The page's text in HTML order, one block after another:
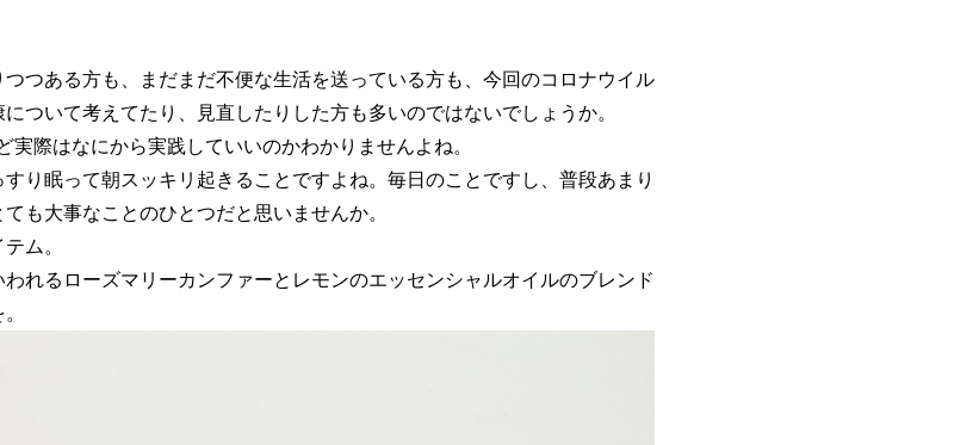
つある方も、まだまだ不便な生活を送っている方も、今回のコロナウイル
ついて考えてたり、見直したりした方も多いのではないでしょうか。
際はなにから実践していいのかわかりませんよね。
り眠って朝スッキリ起きることですよね。毎日のことですし、普段あまり
も大事なことのひとつだと思いませんか。
ム。
れるローズマリーカンファーとレモンのエッセンシャルオイルのブレンド